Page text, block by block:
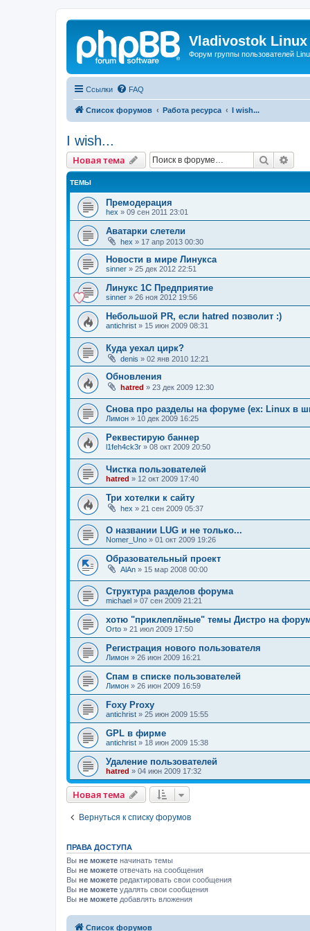
Vladivostok
Форум группы пользователей
Ссылки FAQ
Список форумов Работа ресурса I wish...
I wish...
Новая тема Поиск
ТЕМЫ
Премодерация
hex » 09 сен 2011 23:01
Аватарки слетели
hex » 17 апр 2013 00:30
Новости в мире Линукса
sinner » 25 дек 2012 22:51
Линукс 1С Предприятие
sinner » 26 ноя 2012 19:56
Небольшой PR, если hatred позволит :)
antichrist » 15 июн 2009 08:31
Куда уехал цирк?
denis » 02 янв 2010 12:21
Обновления
hatred » 23 дек 2009 12:30
Снова про разделы на форуме (ex: Linux в
Лимон » 10 дек 2009 16:25
Реквестирую баннер
l1feh4ck3r » 08 окт 2009 20:50
Чистка пользователей
hatred » 12 окт 2009 17:40
Три хотелки к сайту
hex » 21 сен 2009 05:37
О названии LUG и не только...
Nomer_Uno » 01 окт 2009 19:26
Образовательный проект
AlAn » 15 мар 2008 00:00
Структура разделов форума
michael » 07 сен 2009 21:21
хотю "приклеплёные" темы Дистро на
Orto » 21 июл 2009 17:50
Регистрация нового пользователя
Лимон » 26 июн 2009 16:21
Спам в списке пользователей
Лимон » 26 июн 2009 16:59
Foxy Proxy
antichrist » 25 июн 2009 15:55
GPL в фирме
antichrist » 18 июн 2009 15:38
Удаление пользователей
hatred » 04 июн 2009 17:32
Новая тема
Вернуться к списку форумов
ПРАВА ДОСТУПА
Вы не можете начинать темы
Вы не можете отвечать на сообщения
Вы не можете редактировать свои сообщения
Вы не можете удалять свои сообщения
Вы не можете добавлять вложения
Список форумов